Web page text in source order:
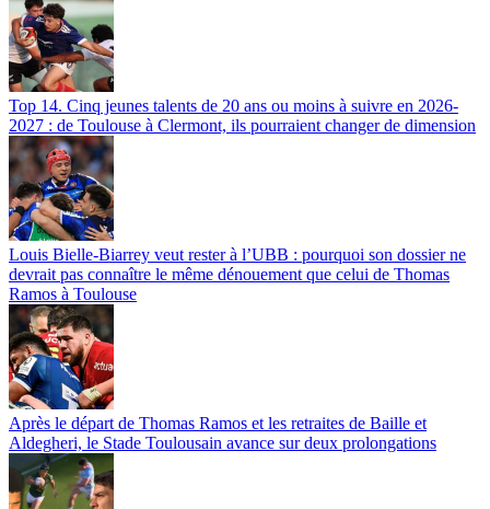
Top 14. Cinq jeunes talents de 20 ans ou moins à suivre en 2026-
2027 : de Toulouse à Clermont, ils pourraient changer de dimension
Louis Bielle-Biarrey veut rester à l’UBB : pourquoi son dossier ne
devrait pas connaître le même dénouement que celui de Thomas
Ramos à Toulouse
Après le départ de Thomas Ramos et les retraites de Baille et
Aldegheri, le Stade Toulousain avance sur deux prolongations